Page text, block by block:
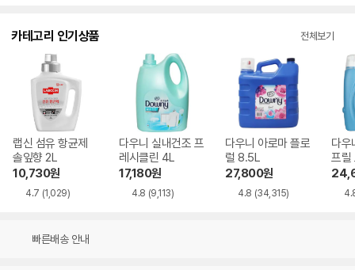
카테고리 인기상품 전체보기
랩신 섬유 항균제
솔잎향 2L
10,730원
4.7 (1,029)
다우니 실내건조 프
레시클린 4L
17,180원
4.8 (9,113)
다우니 아로마 플로
럴 8.5L
27,800원
4.8 (34,315)
다우
프릴
빠른배송 안내